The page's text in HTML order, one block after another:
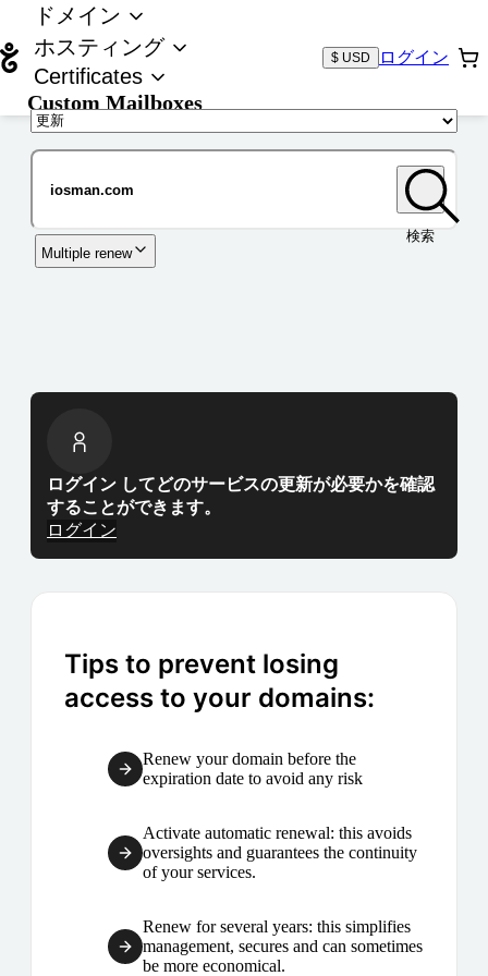
ドメイン
ホスティング
Certificates
Custom Mailboxes
$ USD ログイン
検索
Multiple renew
ログイン してどのサービスの更新が必要かを確認
することができます。
ログイン
Tips to prevent losing
access to your domains:
Renew your domain before the
expiration date to avoid any risk
Activate automatic renewal: this avoids
oversights and guarantees the continuity
of your services.
Renew for several years: this simplifies
management, secures and can sometimes
be more economical.